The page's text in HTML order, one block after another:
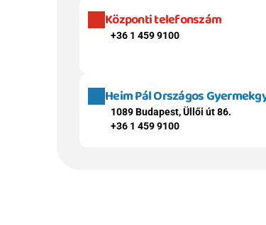
Központi telefonszám
+36 1 459 9100
Heim Pál Országos
1089 Budapest, Üllői út 86.
+36 1 459 9100